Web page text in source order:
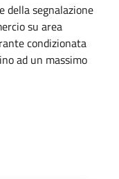
della segnalazione
su area
condizionata
ad un massimo